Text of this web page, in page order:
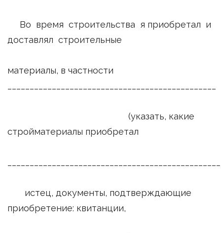
Во время строительства я приобретал и
доставлял строительные
материалы, в частности
(указать, какие
стройматериалы приобретал
истец, документы, подтверждающие
приобретение: квитанции,